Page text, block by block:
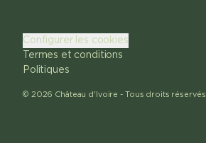
© 2026 Château d'Ivoire - Tous droits réservés
Configurer les cookies
Termes et conditions
Politiques